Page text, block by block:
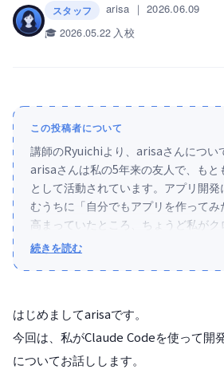
スタッフ arisa ｜2026.06.09
🎓 2026.05.22 入校
この投稿者について
講師のRyuichiより、arisaさんについ
arisaさんは私の5年来の友人で、もと
として活動されています。アプリ開
むうちに「自分でもアプリを作って
高まっていたところ、ちょうど私がク
タイミングと重なり、2026年5月後半
の未経験。完全な初心者からのスター
も、長く温めてきた「作りたい」と
まに、カリキュラムを驚くほどのスピ
続きを読む
はじめましてarisaです。
今回は、私がClaude Codeを使って開
についてお話しします。